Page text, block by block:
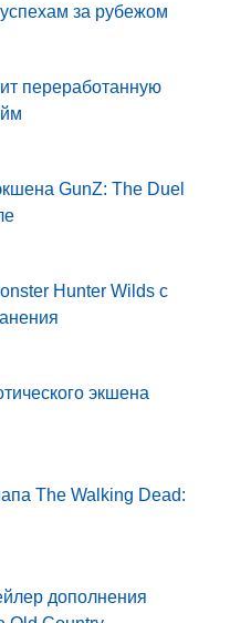
за рубежом
переработанную
GunZ: The Duel
Hunter Wilds с
экшена
The Walking Dead:
дополнения